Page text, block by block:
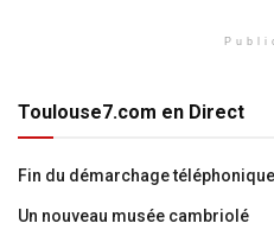
Toulouse7.com en Direct
Fin du démarchage
Un nouveau musée cambriolé